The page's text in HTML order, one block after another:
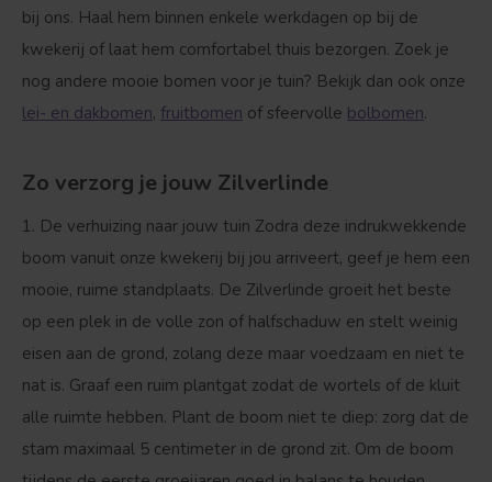
bij ons. Haal hem binnen enkele werkdagen op bij de
kwekerij of laat hem comfortabel thuis bezorgen. Zoek je
nog andere mooie bomen voor je tuin? Bekijk dan ook onze
lei- en dakbomen, fruitbomen of sfeervolle bolbomen.
Zo verzorg je jouw Zilverlinde
1. De verhuizing naar jouw tuin Zodra deze indrukwekkende
boom vanuit onze kwekerij bij jou arriveert, geef je hem een
mooie, ruime standplaats. De Zilverlinde groeit het beste
op een plek in de volle zon of halfschaduw en stelt weinig
eisen aan de grond, zolang deze maar voedzaam en niet te
nat is. Graaf een ruim plantgat zodat de wortels of de kluit
alle ruimte hebben. Plant de boom niet te diep: zorg dat de
stam maximaal 5 centimeter in de grond zit. Om de boom